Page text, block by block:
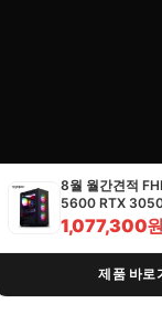
8월 월간견적
5600 RTX
터
1,077,300원
제품 바로